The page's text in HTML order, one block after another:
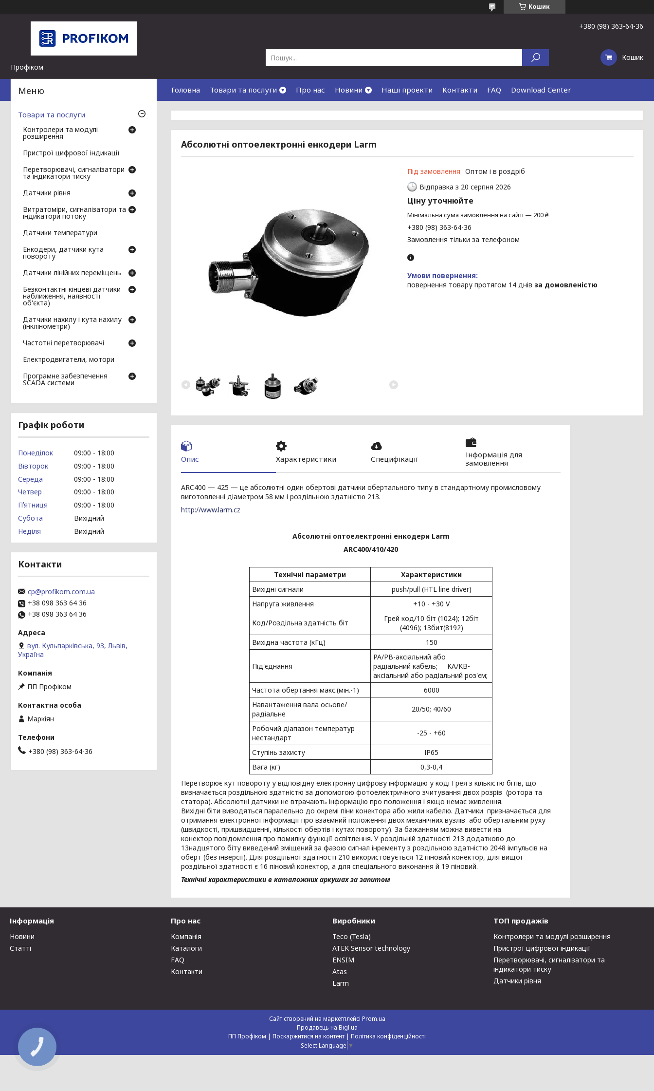
Кошик
Профіком
+380 (98) 363-64-36
Кошик
Головна Товари та послуги Про нас Новини Наші проекти Контакти FAQ Download Center
Абсолютні оптоелектронні енкодери Larm
Під замовлення Оптом і в роздріб
Відправка з 20 серпня 2026
Ціну уточнюйте
Мінімальна сума замовлення на сайті — 200 ₴
+380 (98) 363-64-36
Замовлення тільки за телефоном
повернення товару протягом 14 днів за домовленістю
Опис Характеристики Специфікації
Інформація для
замовлення
ARC400 — 425 — це абсолютні один обертові датчики обертального типу в стандартному промисловому
виготовленні діаметром 58 мм і роздільною здатністю 213.
http://www.larm.cz
Абсолютні оптоелектронні енкодери Larm
ARC400/410/420
Технічні параметри
Характеристики
Вихідні сигнали
push/pull (HTL line driver)
Напруга живлення
+10 - +30 V
Код/Роздільна здатність біт
Грей код/10 біт (1024); 12біт
(4096); 13бит(8192)
Вихідна частота (кГц)
150
Під'єднання
PA/PB-аксіальний або
радіальний кабель; KA/KB-
аксіальний або радіальний роз'єм;
Частота обертання макс.(мін.-1)
6000
Навантаження вала осьове/
радіальне
20/50; 40/60
Робочий діапазон температур
нестандарт
-25 - +60
Ступінь захисту
ІР65
Вага (кг)
0,3-0,4
Перетворює кут повороту у відповідну електронну цифрову інформацію у коді Грея з кількістю бітів, що
визначається роздільною здатністю за допомогою фотоелектричного зчитування двох розрів (ротора та
статора). Абсолютні датчики не втрачають інформацію про положення і якщо немає живлення.
Вихідні біти виводяться паралельно до окремі піни конектора або жили кабелю. Датчики призначається для
отримання електронної інформації про взаємний положення двох механічних вузлів або обертальним руху
(швидкості, пришвидшенні, кількості обертів і кутах повороту). За бажанням можна вивести на
конектор повідомлення про помилку функції освітлення. У роздільній здатності 213 додатково до
13надцятого біту виведений зміщений за фазою сигнал інременту з роздільною здатністю 2048 імпульсів на
оберт (без інверсії). Для роздільної здатності 210 використовується 12 піновий конектор, для вищої
роздільної здатності є 16 піновий конектор, а для спеціального виконання й 19 піновий.
Технічні характеристики в каталожних аркушах за запитом
Товари та послуги
Контролери та модулі
розширення
Пристрої цифрової індикації
Перетворювачі, сигналізатори
та індикатори тиску
Датчики рівня
Витратоміри, сигналізатори та
індикатори потоку
Датчики температури
Енкодери, датчики кута
повороту
Датчики лінійних переміщень
Безконтактні кінцеві датчики
наближення, наявності
об'єкта)
Датчики нахилу і кута нахилу
(інклінометри)
Частотні перетворювачі
Електродвигатели, мотори
Програмне забезпечення
SCADA системи
Графік роботи
Понеділок 09:00
18:00
Вівторок
09:00
18:00
Середа
09:00
18:00
Четвер
09:00
18:00
Пʼятниця
09:00
18:00
Субота
Вихідний
Неділя
Вихідний
Контакти
cp@profikom.com.ua
+38 098 363 64 36
+38 098 363 64 36
вул. Кульпарківська, 93, Львів,
Україна
ПП Профіком
Маркіян
+380 (98) 363-64-36
Інформація
Новини
Статті
Про нас
Компанія
Каталоги
FAQ
Контакти
Виробники
Teco (Tesla)
ATEK Sensor technology
ENSIM
Atas
Larm
ТОП продажів
Контролери та модулі розширення
Пристрої цифрової індикації
Перетворювачі, сигналізатори та
індикатори тиску
Датчики рівня
Сайт створений на маркетплейсі Prom.ua
Продавець на Bigl.ua
ПП Профіком | Поскаржитися на контент | Політика конфіденційності
Select Language ▼
КНОПКА
ЗВ'ЯЗКУ